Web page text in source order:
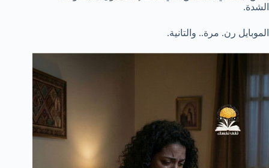
الشدة.
الموبايل رن. مرة.. والتانية.